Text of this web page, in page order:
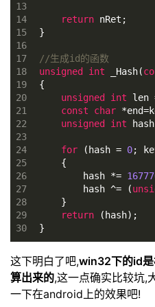
13
14
15
16
17
18
19
20
21
22
23
24
25
26
27
28
29
30
return nRet;
}
//生成id的函数
unsigned
int _Hash(
{
unsigned
int len
const
char
unsigned
int
for (hash = 0;
    {
        hash *=
        hash ^= (
    }
return (hash);
}
这下明白了吧,win32下的id
算出来的,这一点确实比较坑,
一下在android上的效果吧!